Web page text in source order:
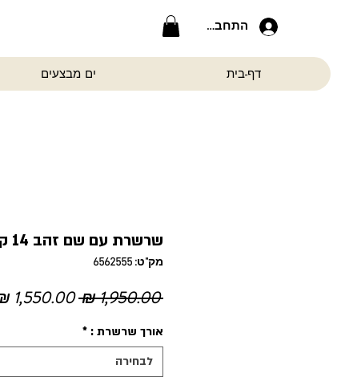
התחברות
דף-בית ים מבצעים
שרשרת עם שם זהב 14 קראט בעיצוב אישי
מק"ט: 6562555
‏1,950.00 ‏₪
מחיר
אורך שרשרת : *
לבחירה